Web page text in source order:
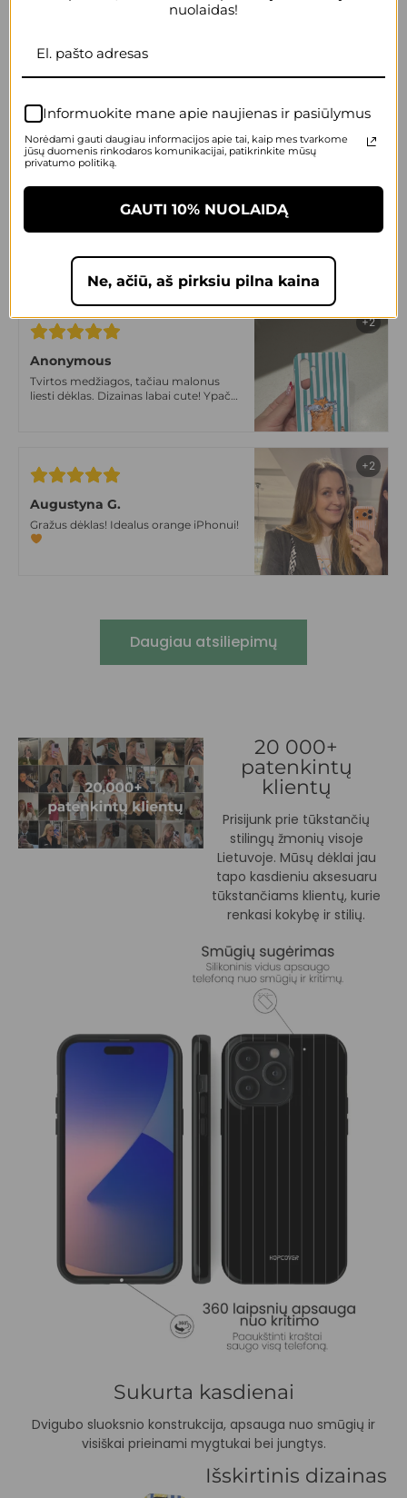
Anonymous
laikyti rankose. Dizainas irgi super!
Tikrai vienas geriausių sprendimų
gera kokybė, tvirtas.
Anonymous
Tvirtos medžiagos, tačiau malonus
liesti dėklas. Dizainas labai cute! Ypač
+2
Augustyna G.
Gražus dėklas! Idealus orange iPhonui!
+2
Daugiau atsiliepimų
20 000+
patenkintų
klientų
Prisijunk prie tūkstančių
stilingų žmonių visoje
Lietuvoje. Mūsų dėklai jau
tapo kasdieniu aksesuaru
tūkstančiams klientų, kurie
renkasi kokybę ir stilių.
Sukurta kasdienai
Dvigubo sluoksnio konstrukcija, apsauga nuo smūgių ir
visiškai prieinami mygtukai bei jungtys.
Išskirtinis dizainas
nuolaidas!
Informuokite mane apie naujienas ir pasiūlymus
Norėdami gauti daugiau informacijos apie tai, kaip mes tvarkome
jūsų duomenis rinkodaros komunikacijai, patikrinkite mūsų
privatumo politiką.
GAUTI 10% NUOLAIDĄ
Ne, ačiū, aš pirksiu pilna kaina